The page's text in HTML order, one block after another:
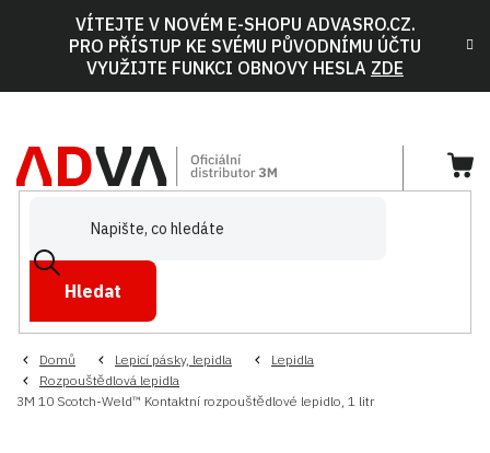
VÍTEJTE V NOVÉM E-SHOPU ADVASRO.CZ.
PRO PŘÍSTUP KE SVÉMU PŮVODNÍMU ÚČTU
VYUŽIJTE FUNKCI OBNOVY HESLA ZDE
Hledat
Domů Lepicí pásky, lepidla
Lepidla
Rozpouštědlová lepidla
3M 10 Scotch-Weld™ Kontaktní rozpouštědlové lepidlo, 1 litr